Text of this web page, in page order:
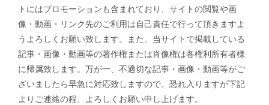
トにはプロモーションも含まれており、サイトの閲覧や画
像・動画・リンク先のご利用は自己責任で行って頂きますよ
うよろしくお願い致します。また、当サイトで掲載している
記事・画像・動画等の著作権または肖像権は各権利所有者様
に帰属致します。万が一、不適切な記事・画像・動画等がご
ざいましたら早急に対応致しますので、恐れ入りますが下記
よりご連絡の程、よろしくお願い申し上げます。